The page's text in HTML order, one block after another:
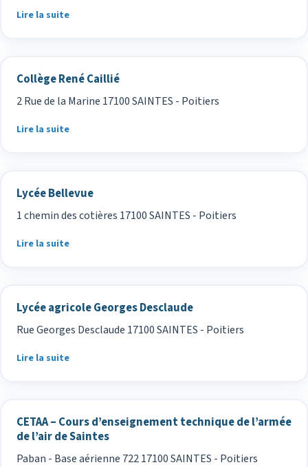
Lire la suite
Collège René Caillié
2 Rue de la Marine 17100 SAINTES - Poitiers
Lire la suite
Lycée Bellevue
1 chemin des cotières 17100 SAINTES - Poitiers
Lire la suite
Lycée agricole Georges Desclaude
Rue Georges Desclaude 17100 SAINTES - Poitiers
Lire la suite
CETAA – Cours d’enseignement technique de l’armée
de l’air de Saintes
Paban - Base aérienne 722 17100 SAINTES - Poitiers